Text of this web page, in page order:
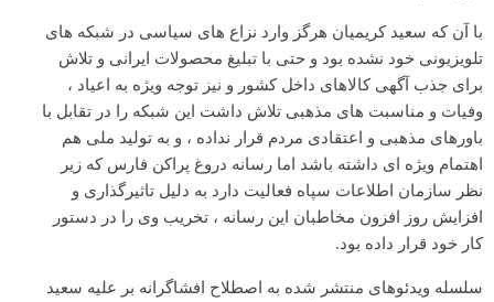
با آن که سعید کریمیان هرگز وارد نزاع های سیاسی در شبکه های
تلویزیونی خود نشده بود و حتی با تبلیغ محصولات ایرانی و تلاش
برای جذب آگهی کالاهای داخل کشور و نیز توجه ویژه به اعیاد ،
وفیات و مناسبت های مذهبی تلاش داشت این شبکه را در تقابل با
باورهای مذهبی و اعتقادی مردم قرار نداده ، و به تولید ملی هم
اهتمام ویژه ای داشته باشد اما رسانه دروغ پراکن فارس که زیر
نظر سازمان اطلاعات سپاه فعالیت دارد به دلیل تاثیرگذاری و
افزایش روز افزون مخاطبان این رسانه ، تخریب وی را در دستور
کار خود قرار داده بود.
سلسله ویدئوهای منتشر شده به اصطلاح افشاگرانه بر علیه سعید